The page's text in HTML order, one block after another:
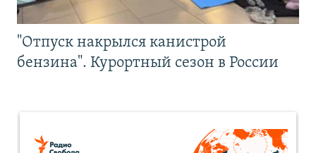
"Отпуск накрылся канистрой
бензина". Курортный сезон в России